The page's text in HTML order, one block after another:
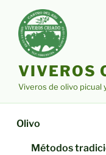
contenido
VIVEROS
Viveros de olivo picual
Olivo
Métodos